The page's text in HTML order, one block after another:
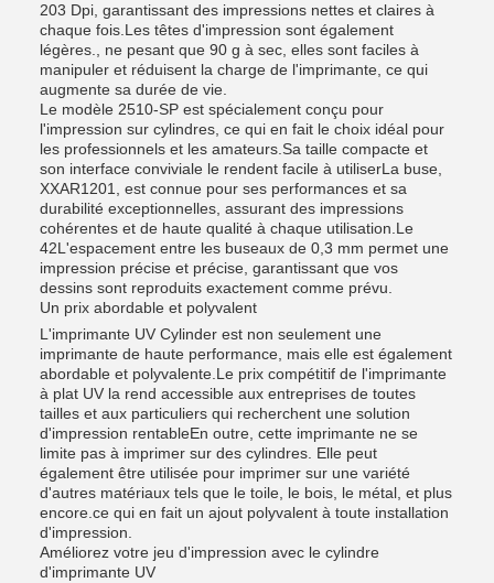
203 Dpi, garantissant des impressions nettes et claires à
chaque fois.Les têtes d'impression sont également
légères., ne pesant que 90 g à sec, elles sont faciles à
manipuler et réduisent la charge de l'imprimante, ce qui
augmente sa durée de vie.
Le modèle 2510-SP est spécialement conçu pour
l'impression sur cylindres, ce qui en fait le choix idéal pour
les professionnels et les amateurs.Sa taille compacte et
son interface conviviale le rendent facile à utiliserLa buse,
XXAR1201, est connue pour ses performances et sa
durabilité exceptionnelles, assurant des impressions
cohérentes et de haute qualité à chaque utilisation.Le
42L'espacement entre les buseaux de 0,3 mm permet une
impression précise et précise, garantissant que vos
dessins sont reproduits exactement comme prévu.
Un prix abordable et polyvalent
L'imprimante UV Cylinder est non seulement une
imprimante de haute performance, mais elle est également
abordable et polyvalente.Le prix compétitif de l'imprimante
à plat UV la rend accessible aux entreprises de toutes
tailles et aux particuliers qui recherchent une solution
d'impression rentableEn outre, cette imprimante ne se
limite pas à imprimer sur des cylindres. Elle peut
également être utilisée pour imprimer sur une variété
d'autres matériaux tels que le toile, le bois, le métal, et plus
encore.ce qui en fait un ajout polyvalent à toute installation
d'impression.
Améliorez votre jeu d'impression avec le cylindre
d'imprimante UV